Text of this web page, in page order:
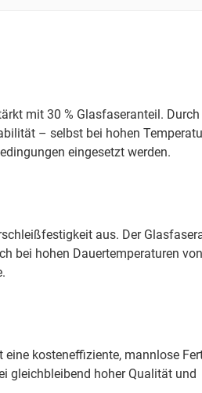
mit 30 % Glasfaseranteil. Durch
– selbst bei hohen
eingesetzt werden.
aus. Der
bei hohen Dauertemperaturen
kosteneffiziente, mannlose
gleichbleibend hoher Qualität und